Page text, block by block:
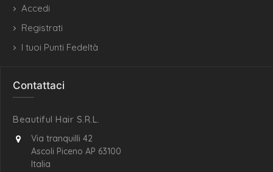
Accedi
Registrati
I tuoi Punti Fedeltà
Contattaci
Beautiful Hair S.R.L.
Via tranquilli 42
Ascoli Piceno AP 63100
Italia